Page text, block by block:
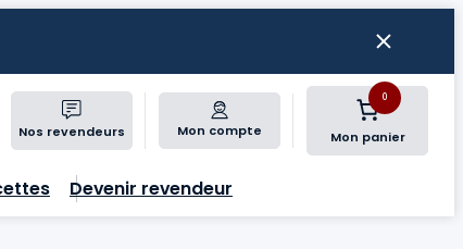
Nos revendeurs Mon compte
0
Mon panier
Devenir revendeur